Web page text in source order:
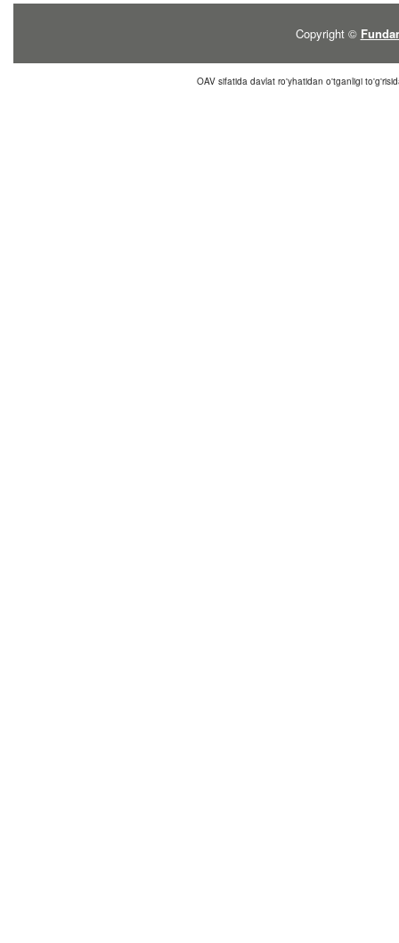
Copyright ©
OAV sifatida davlat ro'yhatidan o'tganligi